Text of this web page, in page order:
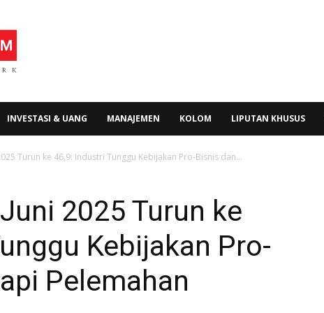
INVESTASI & UANG MANAJEMEN KOLOM LIPUTAN KHUSUS
Turun ke 46,9: Industri Tunggu Kebijakan Pro-Bisnis dan...
2025 Turun ke
Kebijakan Pro-
Pelemahan